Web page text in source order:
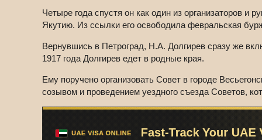
Четыре года спустя он как один из организаторов
Якутию. Из ссылки его освободила февральская
Вернувшись в Петроград, Н.А. Долгирев сразу же
1917 года Долгирев едет в родные края.
Ему поручено организовать Совет в городе
созывом и проведением уездного съезда Советов,